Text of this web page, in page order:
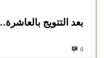
بعد التتويج
0